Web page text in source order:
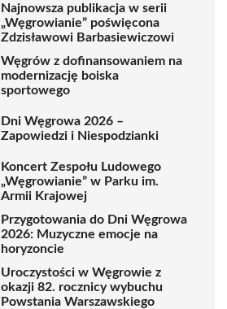
Najnowsza publikacja w serii
„Węgrowianie” poświęcona
Zdzisławowi Barbasiewiczowi
Węgrów z dofinansowaniem na
modernizację boiska
sportowego
Dni Węgrowa 2026 –
Zapowiedzi i Niespodzianki
Koncert Zespołu Ludowego
„Węgrowianie” w Parku im.
Armii Krajowej
Przygotowania do Dni Węgrowa
2026: Muzyczne emocje na
horyzoncie
Uroczystości w Węgrowie z
okazji 82. rocznicy wybuchu
Powstania Warszawskiego